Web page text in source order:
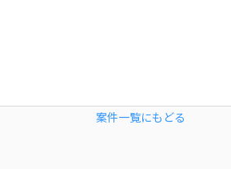
案件一覧にもどる